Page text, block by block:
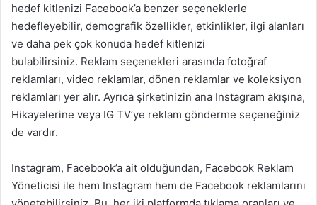
hedef kitlenizi Facebook’a benzer seçeneklerle
hedefleyebilir, demografik özellikler, etkinlikler, ilgi alanları
ve daha pek çok konuda hedef kitlenizi
bulabilirsiniz. Reklam seçenekleri arasında fotoğraf
reklamları, video reklamlar, dönen reklamlar ve koleksiyon
reklamları yer alır. Ayrıca şirketinizin ana Instagram akışına,
Hikayelerine veya IG TV’ye reklam gönderme seçeneğiniz
de vardır.
Instagram, Facebook’a ait olduğundan, Facebook Reklam
Yöneticisi ile hem Instagram hem de Facebook reklamlarını